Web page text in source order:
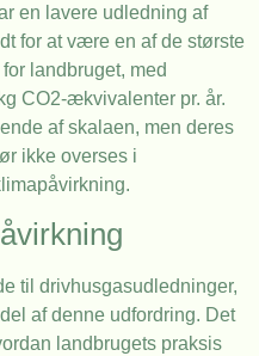
en lavere udledning af
for at være en af de største
landbruget, med
CO2-ækvivalenter pr. år.
af skalaen, men deres
ikke overses i
til drivhusgasudledninger,
af denne udfordring. Det
landbrugets praksis